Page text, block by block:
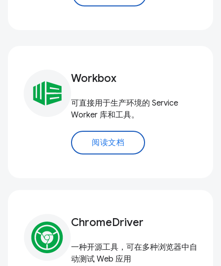
Workbox
可直接用于生产环境的 Service
Worker 库和工具。
阅读文档
ChromeDriver
一种开源工具，可在多种浏览器中自
动测试 Web 应用